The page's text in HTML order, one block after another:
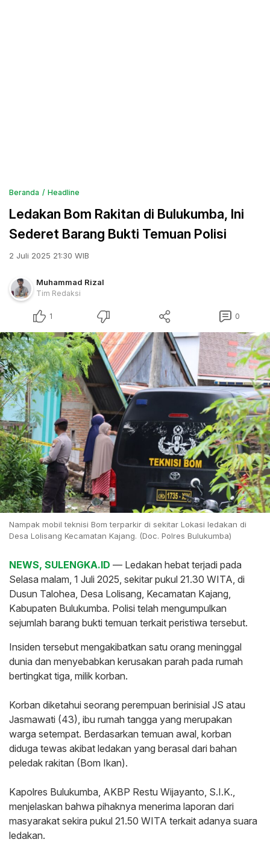
Beranda Headline
Ledakan Bom Rakitan di Bulukumba, Ini
Sederet Barang Bukti Temuan Polisi
2 Juli 2025 21:30 WIB
Muhammad Rizal
Tim Redaksi
1 0
Nampak mobil teknisi Bom terparkir di sekitar Lokasi ledakan di
Desa Lolisang Kecamatan Kajang. (Doc. Polres Bulukumba)
NEWS, SULENGKA.ID — Ledakan hebat terjadi pada
Selasa malam, 1 Juli 2025, sekitar pukul 21.30 WITA, di
Dusun Talohea, Desa Lolisang, Kecamatan Kajang,
Kabupaten Bulukumba. Polisi telah mengumpulkan
sejumlah barang bukti temuan terkait peristiwa tersebut.
Insiden tersebut mengakibatkan satu orang meninggal
dunia dan menyebabkan kerusakan parah pada rumah
bertingkat tiga, milik korban.
‎Korban diketahui seorang perempuan berinisial JS atau
Jasmawati (43), ibu rumah tangga yang merupakan
warga setempat. Berdasarkan temuan awal, korban
diduga tewas akibat ledakan yang berasal dari bahan
peledak rakitan (Bom Ikan).
‎Kapolres Bulukumba, AKBP Restu Wijayanto, S.I.K.,
menjelaskan bahwa pihaknya menerima laporan dari
masyarakat sekira pukul 21.50 WITA terkait adanya suara
ledakan.